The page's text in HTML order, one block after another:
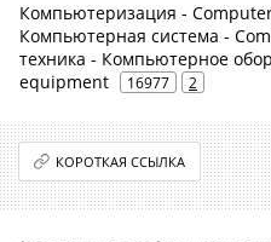
Компьютеризация -
Компьютерная система -
техника - Компьютерное
equipment
16977 2
КОРОТКАЯ ССЫЛКА